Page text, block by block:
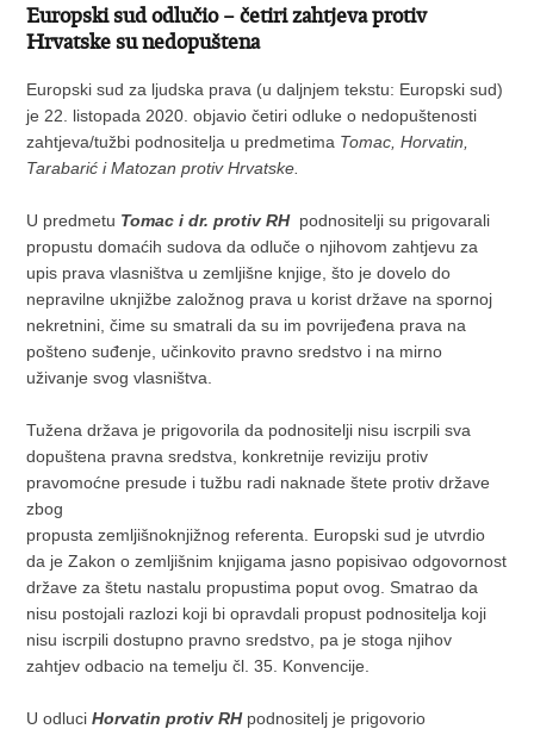
Europski sud odlučio – četiri zahtjeva protiv
Hrvatske su nedopuštena
Europski sud za ljudska prava (u daljnjem tekstu: Europski sud)
je 22. listopada 2020. objavio četiri odluke o nedopuštenosti
zahtjeva/tužbi podnositelja u predmetima Tomac, Horvatin,
Tarabarić i Matozan protiv Hrvatske.
U predmetu Tomac i dr. protiv RHpodnositelji su prigovarali
propustu domaćih sudova da odluče o njihovom zahtjevu za
upis prava vlasništva u zemljišne knjige, što je dovelo do
nepravilne uknjižbe založnog prava u korist države na spornoj
nekretnini, čime su smatrali da su im povrijeđena prava na
pošteno suđenje, učinkovito pravno sredstvo i na mirno
uživanje svog vlasništva.
Tužena država je prigovorila da podnositelji nisu iscrpili sva
dopuštena pravna sredstva, konkretnije reviziju protiv
pravomoćne presude i tužbu radi naknade štete protiv države
zbog
propusta zemljišnoknjižnog referenta. Europski sud je utvrdio
da je Zakon o zemljišnim knjigama jasno popisivao odgovornost
države za štetu nastalu propustima poput ovog. Smatrao da
nisu postojali razlozi koji bi opravdali propust podnositelja koji
nisu iscrpili dostupno pravno sredstvo, pa je stoga njihov
zahtjev odbacio na temelju čl. 35. Konvencije.
U odluciHorvatin protiv RHpodnositelj je prigovorio